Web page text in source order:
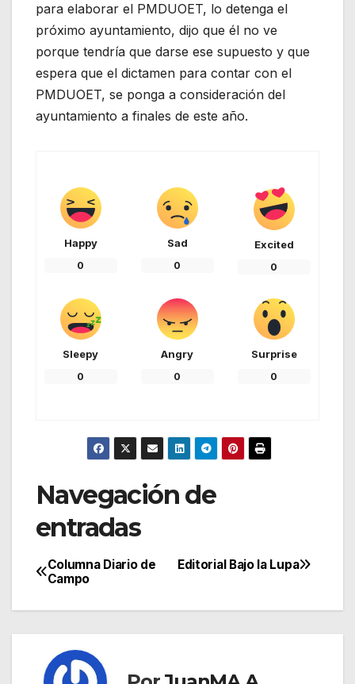
para elaborar el PMDUOET, lo detenga el
próximo ayuntamiento, dijo que él no ve
porque tendría que darse ese supuesto y que
espera que el dictamen para contar con el
PMDUOET, se ponga a consideración del
ayuntamiento a finales de este año.
Happy
0
Sad
0
Excited
0
Sleepy
0
Angry
0
Surprise
0
Navegación de
entradas
Editorial Bajo la Lupa
Columna Diario de
Campo